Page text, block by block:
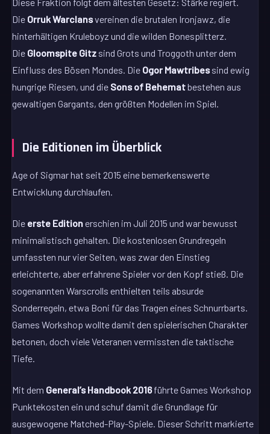
Die Orruk Warclansvereinen die brutalen Ironjawz, die
hinterhältigen Kruleboyz und die wilden Bonesplitterz.
Die Gloomspite Gitz sind Grots und Troggoth unter dem
Einfluss des Bösen Mondes. Die Ogor Mawtribessind ewig
hungrige Riesen, und die Sons of Behematbestehen aus
gewaltigen Gargants, den größten Modellen im Spiel.
Die Editionen im Überblick
Age of Sigmar hat seit 2015 eine bemerkenswerte
Entwicklung durchlaufen.
Die erste Editionerschien im Juli 2015 und war bewusst
minimalistisch gehalten. Die kostenlosen Grundregeln
umfassten nur vier Seiten, was zwar den Einstieg
erleichterte, aber erfahrene Spieler vor den Kopf stieß. Die
sogenannten Warscrolls enthielten teils absurde
Sonderregeln, etwa Boni für das Tragen eines Schnurrbarts.
Games Workshop wollte damit den spielerischen Charakter
betonen, doch viele Veteranen vermissten die taktische
Tiefe.
Mit dem General’s Handbook 2016führte Games Workshop
Punktekosten ein und schuf damit die Grundlage für
ausgewogene Matched-Play-Spiele. Dieser Schritt markierte